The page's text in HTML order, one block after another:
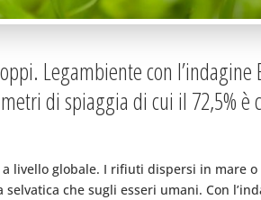
Legambiente con
di spiaggia di cui il 72,5% è
globale. I rifiuti dispersi in mare
che sugli esseri umani. Con